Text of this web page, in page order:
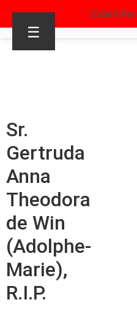
S’identifier
☰
Sr.
Gertruda
Anna
Theodora
de Win
(Adolphe-
Marie),
R.I.P.